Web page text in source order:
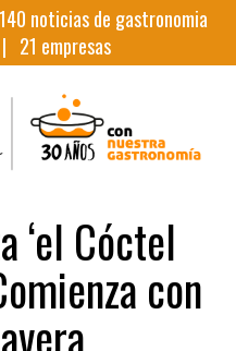
noticias de gastronomia
21 empresas
‘el Cóctel
con